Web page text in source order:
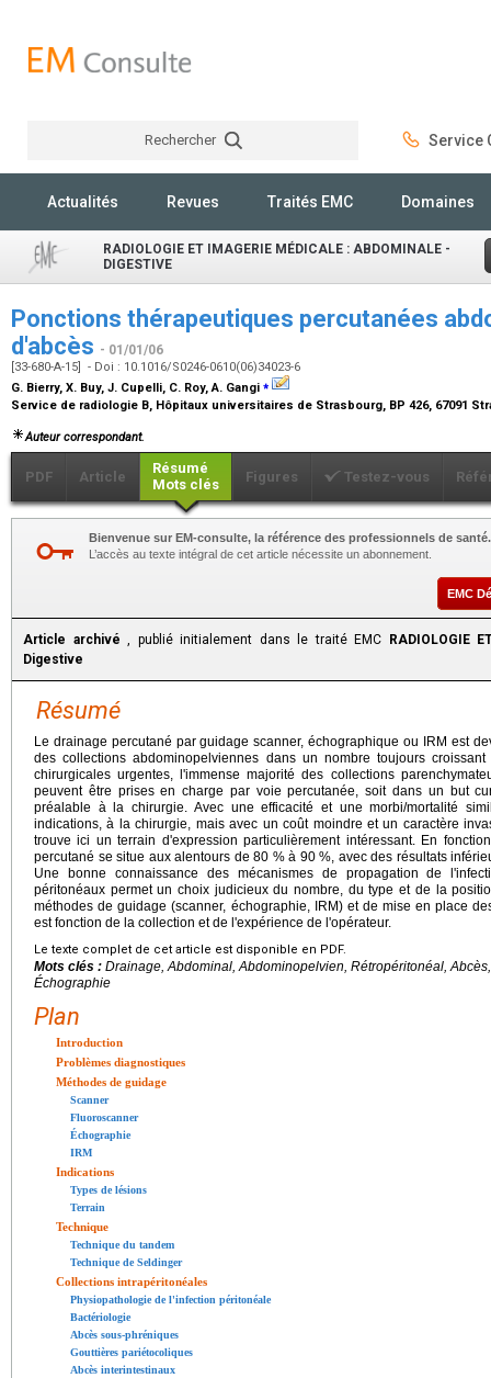
Rechercher Service
Actualités Revues Traités EMC Domaines
RADIOLOGIE ET IMAGERIE MÉDICALE : ABDOMINALE -
DIGESTIVE
Ponctions thérapeutiques percutanées
d'abcès - 01/01/06
[33-680-A-15] - Doi : 10.1016/S0246-0610(06)34023-6
G. Bierry, X. Buy, J. Cupelli, C. Roy, A. Gangi ⁎
Service de radiologie B, Hôpitaux universitaires de Strasbourg, BP 426, 67091
Auteur correspondant.
PDF Article
Résumé
Mots clés
Figures Testez-vous
Bienvenue sur EM-consulte, la référence des professionnels de santé.
L’accès au texte intégral de cet article nécessite un abonnement.
EMC
Article archivé , publié initialement dans le traité EMC
RADIOLOGIE
Digestive
Résumé
Le drainage percutané par guidage scanner, échographique ou IRM est
des collections abdominopelviennes dans un nombre toujours
chirurgicales urgentes, l'immense majorité des collections
peuvent être prises en charge par voie percutanée, soit dans un but
préalable à la chirurgie. Avec une efficacité et une morbi/mortalité
indications, à la chirurgie, mais avec un coût moindre et un caractère
trouve ici un terrain d'expression particulièrement intéressant. En
percutané se situe aux alentours de 80 % à 90 %, avec des résultats
Une bonne connaissance des mécanismes de propagation de
péritonéaux permet un choix judicieux du nombre, du type et de la
méthodes de guidage (scanner, échographie, IRM) et de mise en place
est fonction de la collection et de l'expérience de l'opérateur.
Le texte complet de cet article est disponible en PDF.
Mots clés : Drainage, Abdominal, Abdominopelvien, Rétropéritonéal,
Échographie
Plan
Introduction
Problèmes diagnostiques
Méthodes de guidage
Scanner
Fluoroscanner
Échographie
IRM
Indications
Types de lésions
Terrain
Technique
Technique du tandem
Technique de Seldinger
Collections intrapéritonéales
Physiopathologie de l'infection péritonéale
Bactériologie
Abcès sous-phréniques
Gouttières pariétocoliques
Abcès interintestinaux